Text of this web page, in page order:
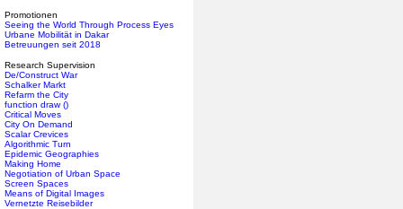
Promotionen
Seeing the World Through Process Eyes
Urbane Mobilität in Dakar
Betreuungen seit 2018
Research Supervision
De/Construct War
Schalker Markt
Refarm the City
function draw ()
Critical Moves
City On Demand
Scalar Crevices
Algorithmic Turn
Epidemic Geographies
Making Home
Negotiation of Urban Space
Screen Spaces
Means of Digital Images
Vernetzte Reisebilder